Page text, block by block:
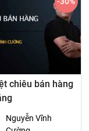
chiêu bán hàng
Nguyễn Vĩnh